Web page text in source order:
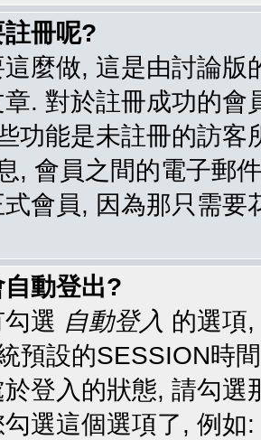
冊呢?
麼做, 這是由討論
. 對於註冊成功的
功能是未註冊的訪
, 會員之間的電子郵
會員, 因為那只需要
動登出?
選 自動登入 的選項
預設的SESSION時
登入的狀態, 請勾
選這個選項了, 例